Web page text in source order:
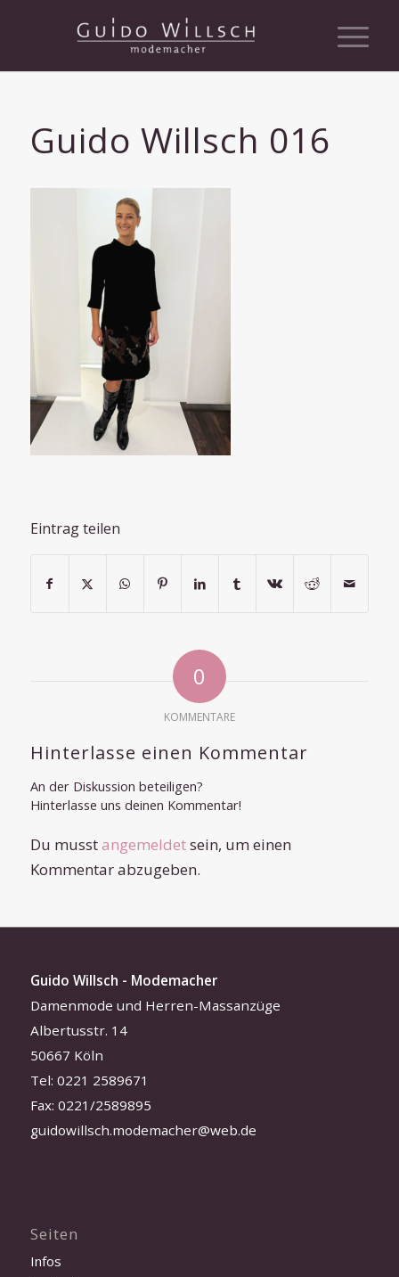
Guido Willsch 016
Eintrag teilen
0
KOMMENTARE
Hinterlasse einen Kommentar
An der Diskussion beteiligen?
Hinterlasse uns deinen Kommentar!
Du musstangemeldetsein, um einen
Kommentar abzugeben.
Guido Willsch - Modemacher
Damenmode und Herren-Massanzüge
Albertusstr. 14
50667 Köln
Tel: 0221 2589671
Fax: 0221/2589895
guidowillsch.modemacher@web.de
Seiten
Infos